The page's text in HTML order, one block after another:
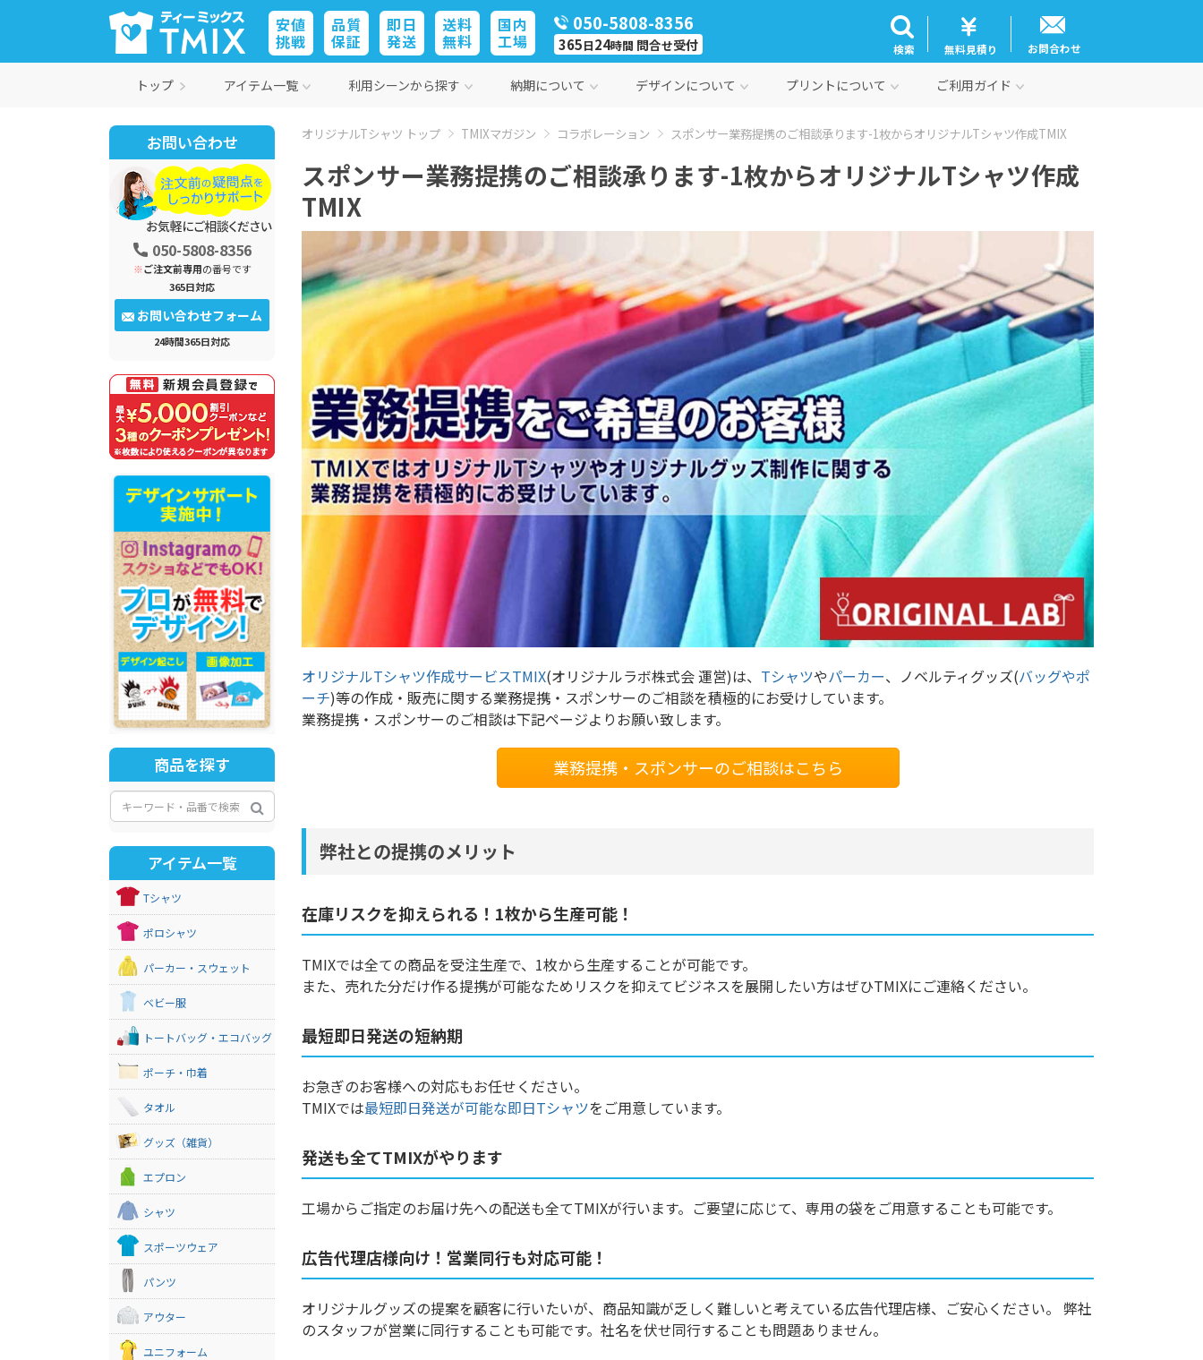
050-5808-8356
365日24時間 問合せ受付
安値
挑戦
品質
保証
即日
発送
送料
無料
国内
工場 検索 無料見積り お問合わせ
トップ アイテム一覧 利用シーンから探す 納期について デザインについて プリントについて ご利用ガイド
オリジナルTシャツ トップ TMIXマガジン コラボレーション スポンサー業務提携のご相談承ります-1枚からオリジナルTシャツ作成TMIX
スポンサー業務提携のご相談承ります-1枚からオリジナルTシャツ作成
TMIX
オリジナルTシャツ作成サービスTMIX(オリジナルラボ株式会 運営)は、 Tシャツやパーカー、ノベルティグッズ(バッグやポ
ーチ)等の作成・販売に関する業務提携・スポンサーのご相談を積極的にお受けしています。
業務提携・スポンサーのご相談は下記ページよりお願い致します。
業務提携・スポンサーのご相談はこちら
弊社との提携のメリット
在庫リスクを抑えられる！1枚から生産可能！
TMIXでは全ての商品を受注生産で、1枚から生産することが可能です。
また、売れた分だけ作る提携が可能なためリスクを抑えてビジネスを展開したい方はぜひTMIXにご連絡ください。
最短即日発送の短納期
お急ぎのお客様への対応もお任せください。
TMIXでは最短即日発送が可能な即日Tシャツをご用意しています。
発送も全てTMIXがやります
工場からご指定のお届け先への配送も全てTMIXが行います。ご要望に応じて、専用の袋をご用意することも可能です。
広告代理店様向け！営業同行も対応可能！
オリジナルグッズの提案を顧客に行いたいが、商品知識が乏しく難しいと考えている広告代理店様、ご安心ください。 弊社
のスタッフが営業に同行することも可能です。社名を伏せ同行することも問題ありません。
お問い合わせ
050-5808-8356
※ご注文前専用の番号です
365日対応
お問い合わせフォーム
24時間365日対応
商品を探す
アイテム一覧
Tシャツ
ポロシャツ
パーカー・スウェット
ベビー服
トートバッグ・エコバッグ
ポーチ・巾着
タオル
グッズ（雑貨）
エプロン
シャツ
スポーツウェア
パンツ
アウター
ユニフォーム